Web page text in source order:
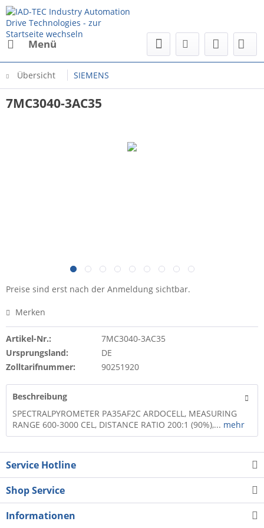
Menü
Übersicht SIEMENS
7MC3040-3AC35
Preise sind erst nach der Anmeldung sichtbar.
Merken
Artikel-Nr.:
7MC3040-3AC35
Ursprungsland:
DE
Zolltarifnummer:
90251920
Beschreibung
SPECTRALPYROMETER PA35AF2C ARDOCELL, MEASURING
RANGE 600-3000 CEL, DISTANCE RATIO 200:1 (90%),... mehr
Service Hotline
Shop Service
Informationen